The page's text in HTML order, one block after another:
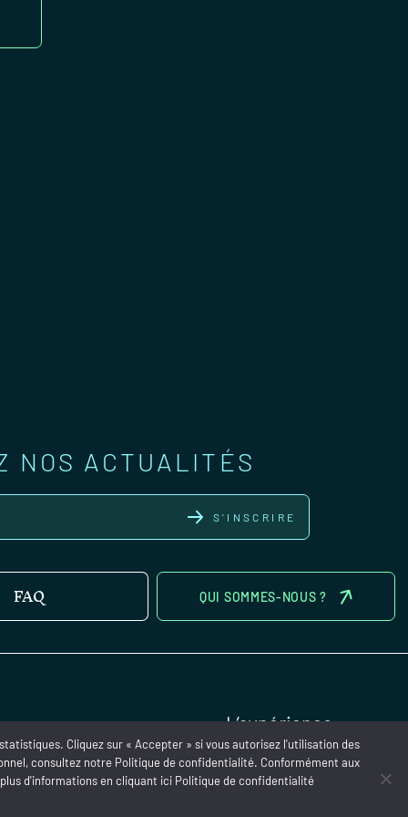
NOS ACTUALITÉS
S'INSCRIRE
FAQ QUI SOMMES-NOUS ?
Cliquez sur « Accepter » si vous autorisez l'utilisation des
consultez notre Politique de confidentialité. Conformément aux
d'informations en cliquant ici Politique de confidentialité